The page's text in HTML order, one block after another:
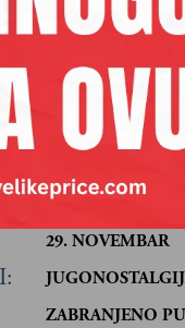
se
je pisac iz
29. NOVEMBAR
ZABRANJENO